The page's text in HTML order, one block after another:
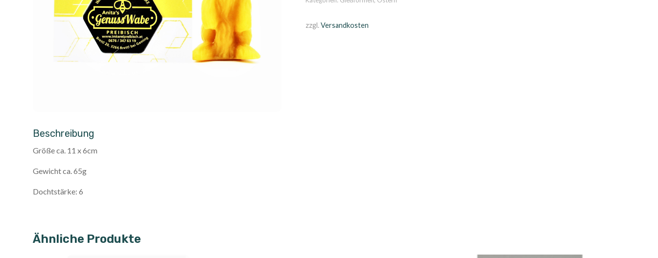
zzgl. Versandkosten
Beschreibung
Größe ca. 11 x 6cm
Gewicht ca. 65g
Dochtstärke: 6
Ähnliche Produkte